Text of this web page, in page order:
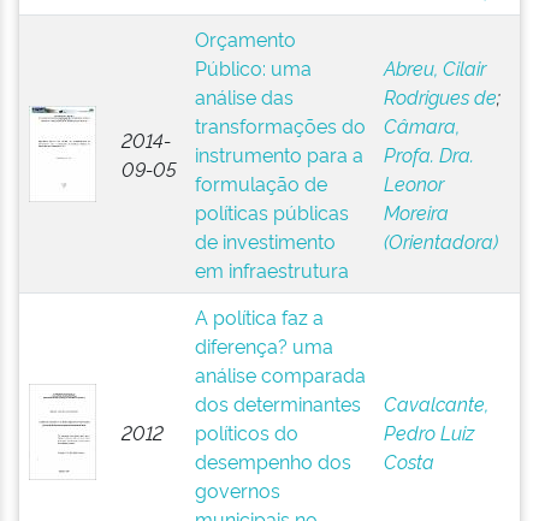
2014-
09-05
Orçamento
Público: uma
análise das
transformações do
instrumento para a
formulação de
políticas públicas
de investimento
em infraestrutura
Abreu, Cilair
Rodrigues de;
Câmara,
Profa. Dra.
Leonor
Moreira
(Orientadora)
2012
A política faz a
diferença? uma
análise comparada
dos determinantes
políticos do
desempenho dos
governos
Cavalcante,
Pedro Luiz
Costa